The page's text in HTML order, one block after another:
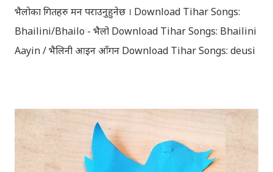
भैलोका गितहरु मन पराउनुहुनेछ । Download Tihar Songs:
Bhailini/Bhailo - भैलो Download Tihar Songs: Bhailini
Aayin / भैलिनी आइन आँगन Download Tihar Songs: deusi
Songs: diyo baali sanjh ko / दियो बाली साँझ को
Download: Tihar Dhun (Deusi,Bhailo)/ तिहार धुन(देउसी
भैलो)- सुरसुधा नोट: यी अपलोड गरिएका गितसंगितहरु व्यावसायिक
प्रायोजनको लागि प्रयोग नगर्न आग्रह गर्दछौँ । इन्टरनेटमा भेटिएका